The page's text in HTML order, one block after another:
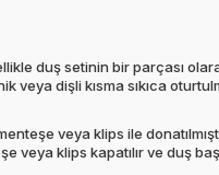
duş setinin bir parçası
dişli kısma sıkıca
veya klips ile
klips kapatılır ve duş